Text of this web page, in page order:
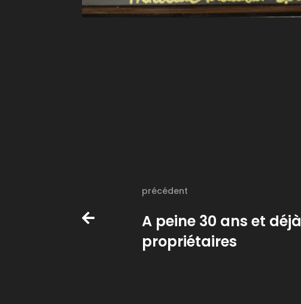
précédent
A peine 30 ans et déjà
propriétaires